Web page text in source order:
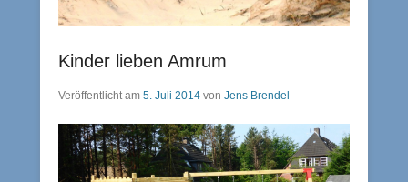
Kinder lieben Amrum
Veröffentlicht am 5. Juli 2014 von Jens Brendel